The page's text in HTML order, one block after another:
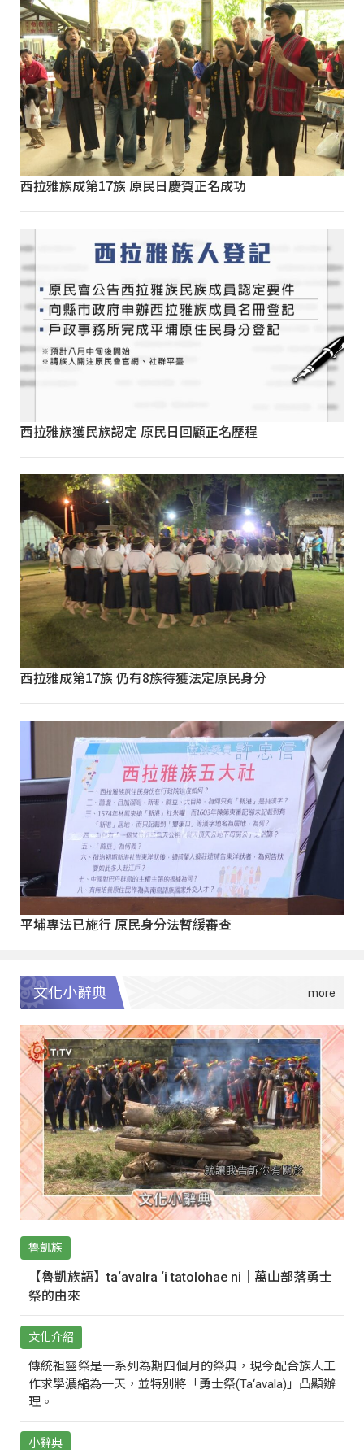
西拉雅族成第17族 原民日慶賀正名成功
西拉雅族獲民族認定 原民日回顧正名歷程
西拉雅成第17族 仍有8族待獲法定原民身分
平埔專法已施行 原民身分法暫緩審查
文化小辭典
魯凱族
【魯凱族語】ta‘avalra ‘i tatolohae ni｜萬山部落勇士
祭的由來
文化介紹
傳統祖靈祭是一系列為期四個月的祭典，現今配合族人工
作求學濃縮為一天，並特別將「勇士祭(Ta‘avala)」凸顯辦
理。
小辭典